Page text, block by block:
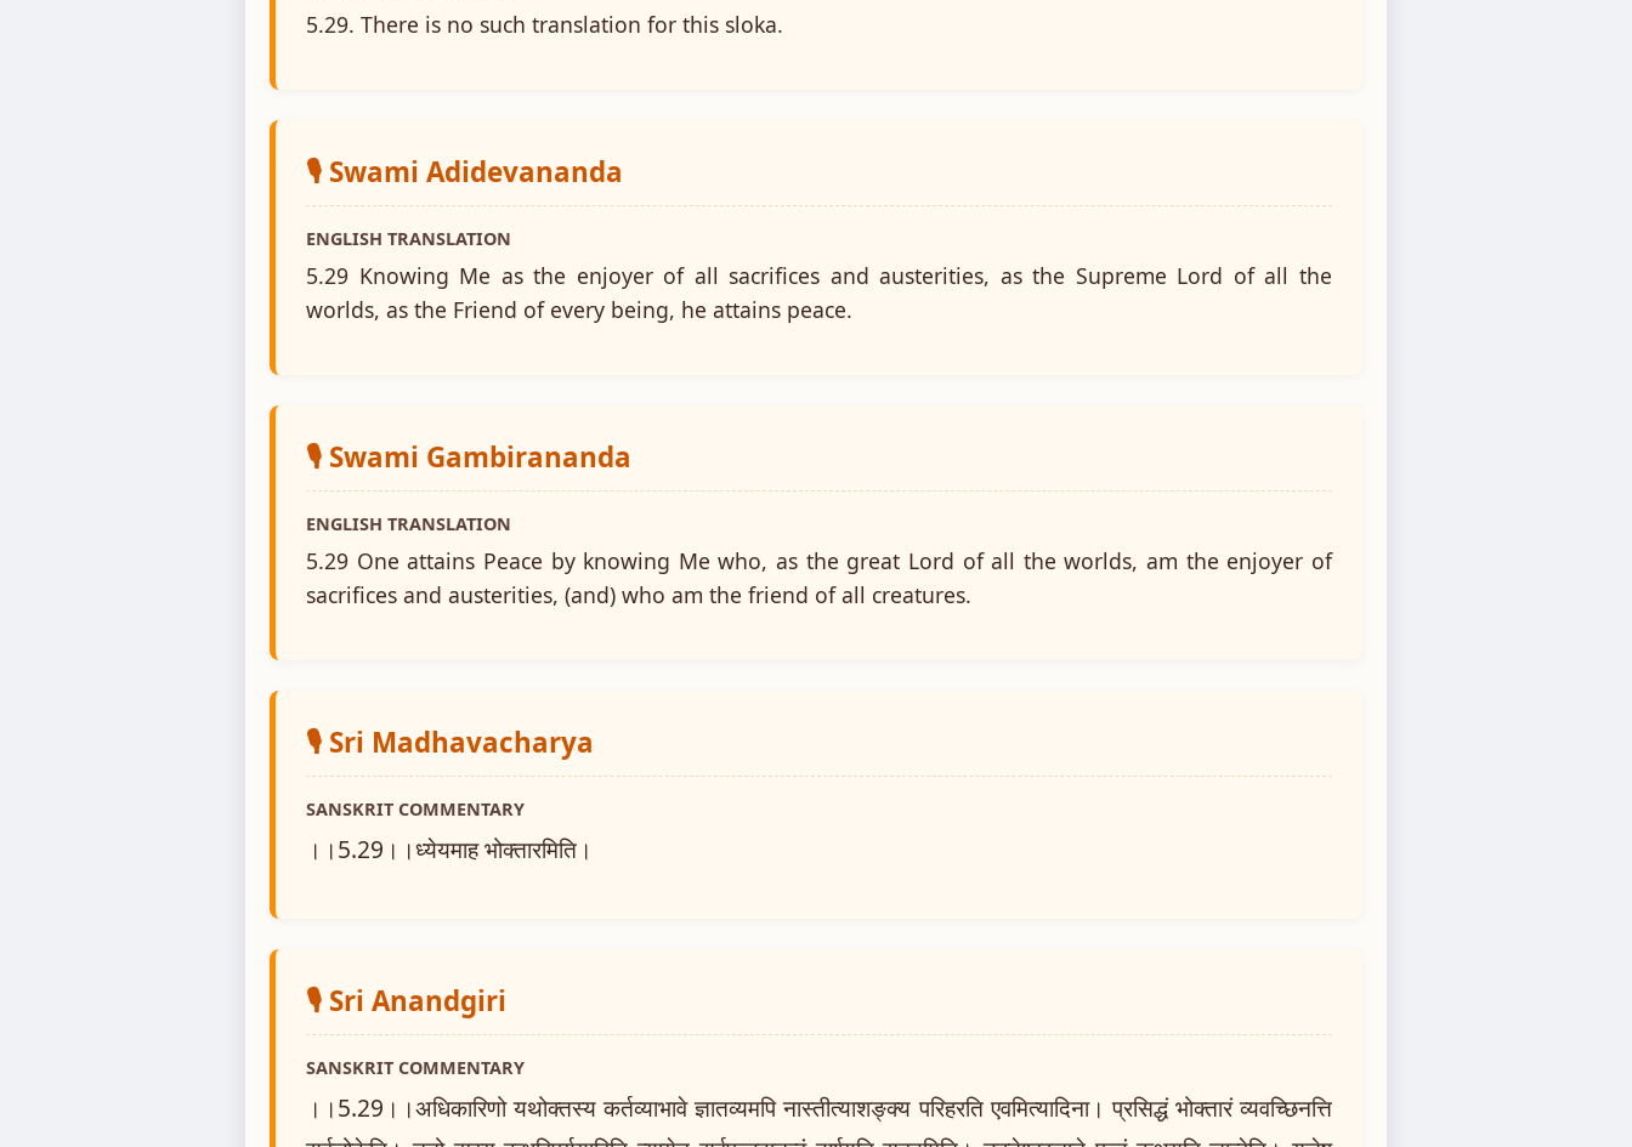
5.29. There is no such translation for this sloka.
🎙️ Swami Adidevananda
ENGLISH TRANSLATION
5.29 Knowing Me as the enjoyer of all sacrifices and austerities, as the Supreme Lord of all the
worlds, as the Friend of every being, he attains peace.
🎙️ Swami Gambirananda
ENGLISH TRANSLATION
5.29 One attains Peace by knowing Me who, as the great Lord of all the worlds, am the enjoyer of
sacrifices and austerities, (and) who am the friend of all creatures.
🎙️ Sri Madhavacharya
SANSKRIT COMMENTARY
।।5.29।।ध्येयमाह भोक्तारमिति।
🎙️ Sri Anandgiri
SANSKRIT COMMENTARY
।।5.29।।अधिकारिणो यथोक्तस्य कर्तव्याभावे ज्ञातव्यमपि नास्तीत्याशङ्क्य परिहरति एवमित्यादिना। प्रसिद्धं भोक्तारं व्यवच्छिनत्ति